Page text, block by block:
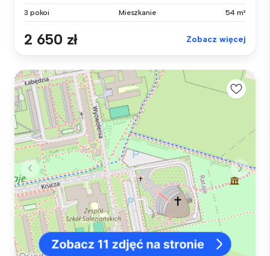
3 pokoi Mieszkanie 54 m²
2 650 zł Zobacz więcej